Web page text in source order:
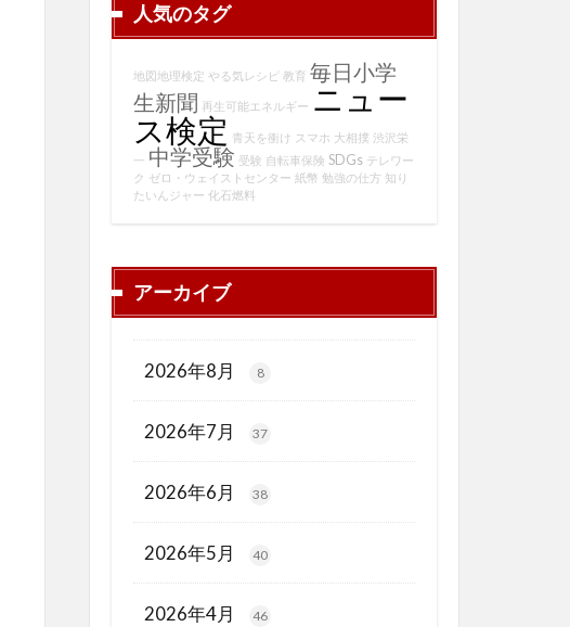
人気のタグ
地図地理検定 やる気レシピ 教育 毎日小学
生新聞 再生可能エネルギー ニュー
ス検定
青天を衝け スマホ 大相撲 渋沢栄
一 中学受験 受験 自転車保険 SDGs テレワー
ク ゼロ・ウェイストセンター 紙幣 勉強の仕方 知り
たいんジャー 化石燃料
アーカイブ
2026年8月 8
2026年7月 37
2026年6月 38
2026年5月 40
2026年4月 46